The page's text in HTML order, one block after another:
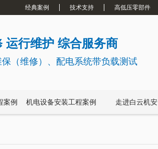
经典案例 技术支持 高低压零部件
运行维护 综合服务商
（维修）、配电系统带负载测试
案例 机电设备安装工程案例 走进白云机安